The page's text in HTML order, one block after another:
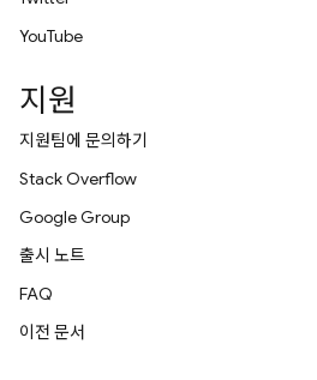
YouTube
지원
지원팀에 문의하기
Stack Overflow
Google Group
출시 노트
FAQ
이전 문서